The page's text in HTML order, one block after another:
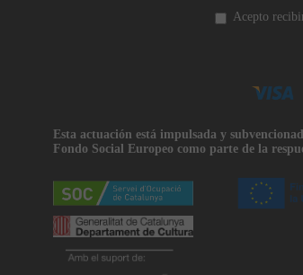
Acepto
Esta actuación está impulsada y
Fondo Social Europeo como parte de la